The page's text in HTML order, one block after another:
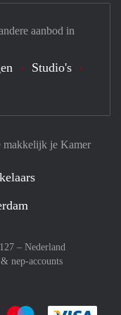
makkelijk je Kamer
– Nederland
nep-accounts
aanbod in
Studio's